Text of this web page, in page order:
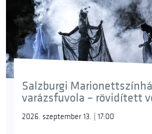
Salzburgi
varázsfuvola – rövidített
2026. szeptember 13. | 17:00